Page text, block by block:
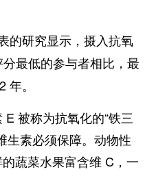
的研究显示， 摄入抗氧
分最低的参与者相比，最
。
被称为抗氧化的“铁三
生素必须保障。动物性
蔬菜水果富含维 C，一